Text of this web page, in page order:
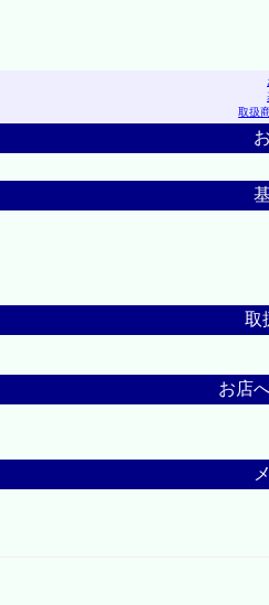
取扱
取
お店